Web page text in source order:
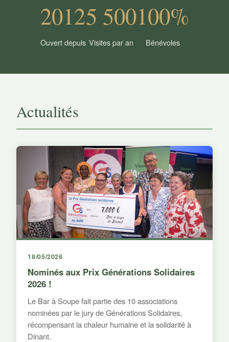
2012
Ouvert depuis
5 500
Visites par an
100%
Bénévoles
Actualités
18/05/2026
Nominés aux Prix Générations Solidaires
2026 !
Le Bar à Soupe fait partie des 10 associations
nominées par le jury de Générations Solidaires,
récompensant la chaleur humaine et la solidarité à
Dinant.